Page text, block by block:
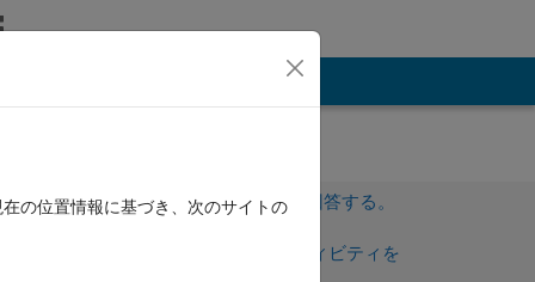
サインインしてこの質問に回答する。
サインインしてアクティビティを
の位置情報に基づき、次のサイトの